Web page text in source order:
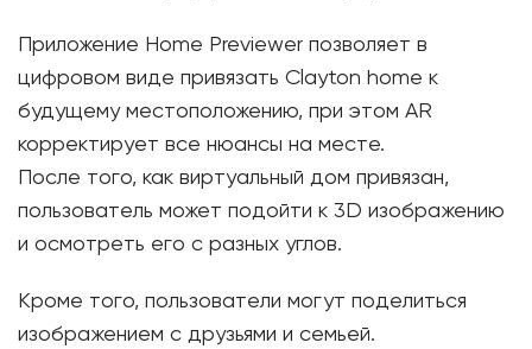
Приложение Home Previewer позволяет в
цифровом виде привязать Clayton home к
будущему местоположению, при этом AR
корректирует все нюансы на месте.
После того, как виртуальный дом привязан,
пользователь может подойти к 3D изображению
и осмотреть его с разных углов.
Кроме того, пользователи могут поделиться
изображением с друзьями и семьей.